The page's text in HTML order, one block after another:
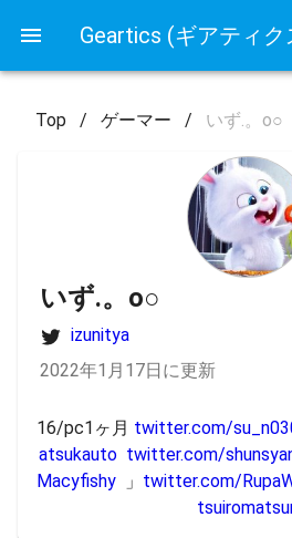
Geartics (ギアティク
Top / ゲーマー / いず.。o○
いず.。o○
izunitya
2022年1月17日に更新
16/pc1ヶ月 twitter.com/
atsukauto twitter.com/
Macyfishy
  」
twitter.com/